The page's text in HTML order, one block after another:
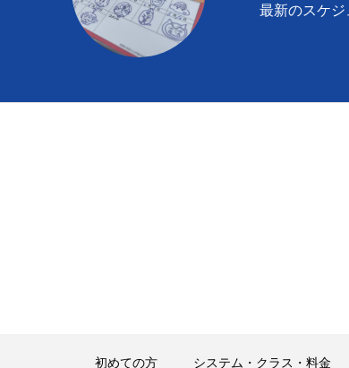
最新のスケ
初めての方 システム・クラス・料金